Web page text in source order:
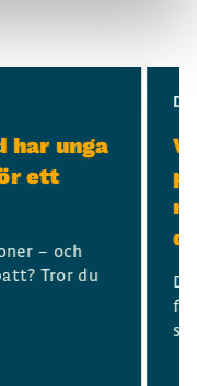
har unga
ett
– och
Tror du